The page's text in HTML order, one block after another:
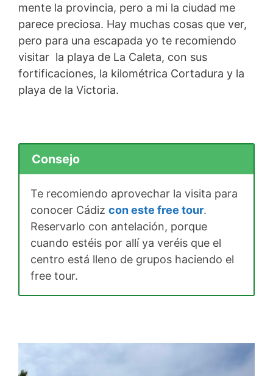
mente la provincia, pero a mi la ciudad me
parece preciosa. Hay muchas cosas que ver,
pero para una escapada yo te recomiendo
visitar la playa de La Caleta, con sus
fortificaciones, la kilométrica Cortadura y la
playa de la Victoria.
Consejo
Te recomiendo aprovechar la visita para
conocer Cádiz con este free tour.
Reservarlo con antelación, porque
cuando estéis por allí ya veréis que el
centro está lleno de grupos haciendo el
free tour.